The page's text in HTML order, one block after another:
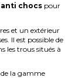
anti chocs pour
et un extérieur
Il est possible de
les trous situés à
de la gamme